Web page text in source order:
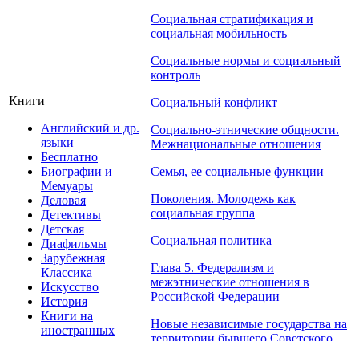
Книги
Английский и др.
языки
Бесплатно
Биографии и
Мемуары
Деловая
Детективы
Детская
Диафильмы
Зарубежная
Классика
Искусство
История
Книги на
иностранных
Социальная стратификация и
социальная мобильность
Социальные нормы и социальный
контроль
Социальный конфликт
Социально-этнические общности.
Межнациональные отношения
Семья, ее социальные функции
Поколения. Молодежь как
социальная группа
Социальная политика
Глава 5. Федерализм и
межэтнические отношения в
Российской Федерации
Новые независимые государства на